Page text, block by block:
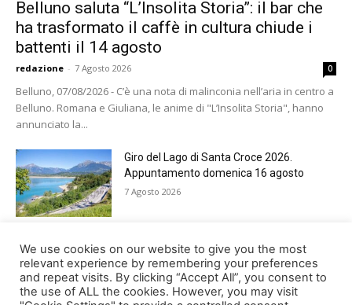
Belluno saluta “L’Insolita Storia”: il bar che
ha trasformato il caffè in cultura chiude i
battenti il 14 agosto
redazione - 7 Agosto 2026 0
Belluno, 07/08/2026 - C’è una nota di malinconia nell’aria in centro a
Belluno. Romana e Giuliana, le anime di "L’Insolita Storia", hanno
annunciato la...
Giro del Lago di Santa Croce 2026.
Appuntamento domenica 16 agosto
7 Agosto 2026
Belluno rende omaggio ai cugini
Alessandro e Andrea Bristot
6 Agosto 2026
We use cookies on our website to give you the most
relevant experience by remembering your preferences
and repeat visits. By clicking “Accept All”, you consent to
the use of ALL the cookies. However, you may visit